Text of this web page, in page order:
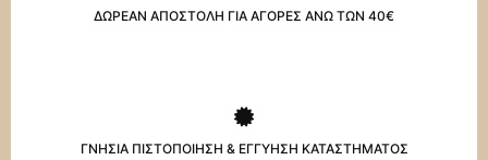
ΔΩΡΕΑΝ ΑΠΟΣΤΟΛΗ ΓΙΑ ΑΓΟΡΕΣ ΑΝΩ ΤΩΝ 40€
ΓΝΗΣΙΑ ΠΙΣΤΟΠΟΙΗΣΗ & ΕΓΓΥΗΣΗ ΚΑΤΑΣΤΗΜΑΤΟΣ